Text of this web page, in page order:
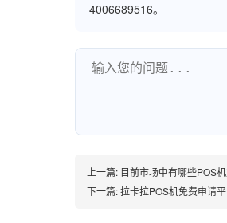
4006689516。
上一篇: 目前市场中有哪些POS
下一篇:拉卡拉POS机免费申请